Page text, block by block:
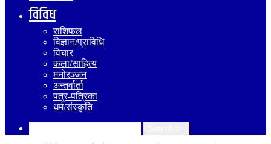
विविध
राशिफल
विज्ञान/प्राविधि
विचार
कला/साहित्य
मनोरञ्जन
अन्तर्वार्ता
पत्र-पत्रिका
धर्म/संस्कृति